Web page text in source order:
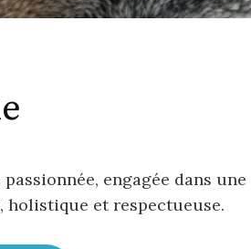
engagée dans une
holistique et respectueuse.